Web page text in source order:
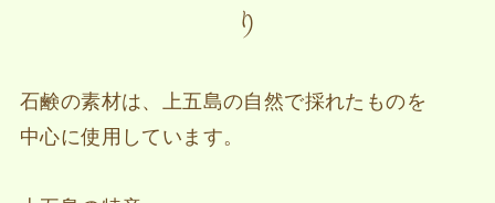
り
石鹸の素材は、上五島の自然で採れたものを
中心に使用しています。